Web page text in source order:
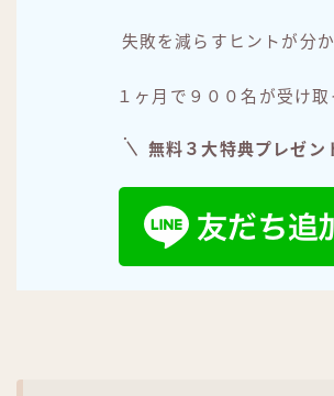
失敗を減らすヒントが分か
１ヶ月で９００名が受け取
無料３大特典プレゼン